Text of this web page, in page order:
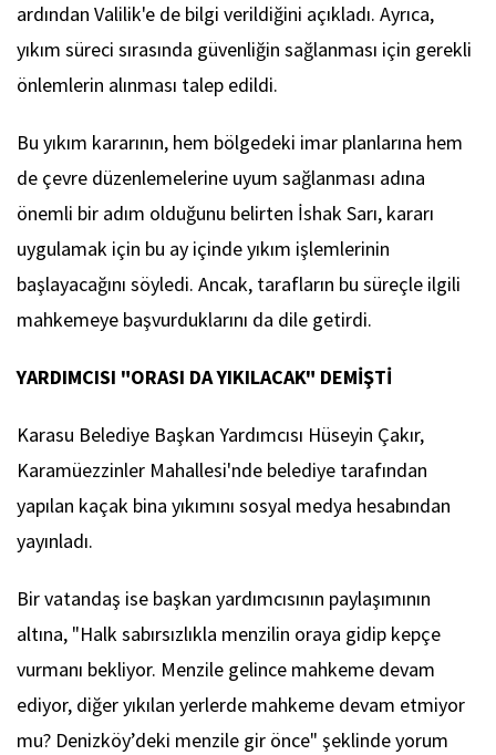
ardından Valilik'e de bilgi verildiğini açıkladı. Ayrıca,
yıkım süreci sırasında güvenliğin sağlanması için gerekli
önlemlerin alınması talep edildi.
Bu yıkım kararının, hem bölgedeki imar planlarına hem
de çevre düzenlemelerine uyum sağlanması adına
önemli bir adım olduğunu belirten İshak Sarı, kararı
uygulamak için bu ay içinde yıkım işlemlerinin
başlayacağını söyledi. Ancak, tarafların bu süreçle ilgili
mahkemeye başvurduklarını da dile getirdi.
YARDIMCISI "ORASI DA YIKILACAK" DEMİŞTİ
Karasu Belediye Başkan Yardımcısı Hüseyin Çakır,
Karamüezzinler Mahallesi'nde belediye tarafından
yapılan kaçak bina yıkımını sosyal medya hesabından
yayınladı.
Bir vatandaş ise başkan yardımcısının paylaşımının
altına, "Halk sabırsızlıkla menzilin oraya gidip kepçe
vurmanı bekliyor. Menzile gelince mahkeme devam
ediyor, diğer yıkılan yerlerde mahkeme devam etmiyor
mu? Denizköy’deki menzile gir önce" şeklinde yorum